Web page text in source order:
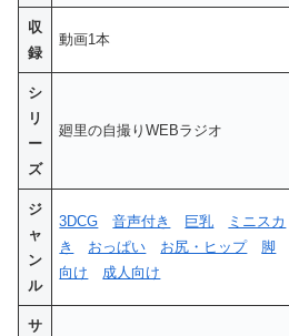
収
録
動画1本
シ
リ
ー
ズ
廻里の自撮りWEBラジオ
ジ
ャ
ン
ル
3DCG 音声付き 巨乳 ミニスカ
き
おっぱい お尻・ヒップ 脚
向け
成人向け
サ